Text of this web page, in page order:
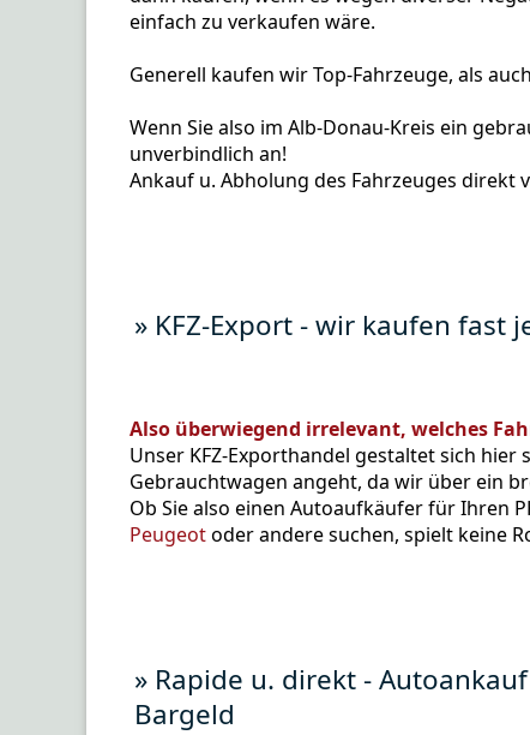
einfach zu verkaufen wäre.
Generell kaufen wir Top-Fahrzeuge, als
Wenn Sie also im Alb-Donau-Kreis ein
unverbindlich an!
Ankauf u. Abholung des Fahrzeuges
» KFZ-Export - wir kaufen fast
Also überwiegend irrelevant, welches
Unser KFZ-Exporthandel gestaltet sich
Gebrauchtwagen angeht, da wir über ein
Ob Sie also einen Autoaufkäufer für Ihren
Peugeotoder andere suchen, spielt keine
» Rapide u. direkt -
Bargeld